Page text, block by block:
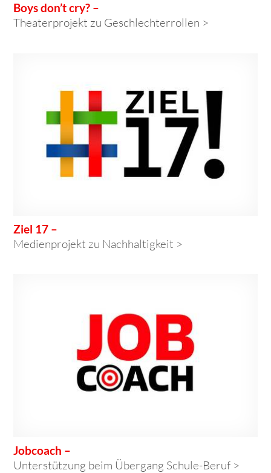
Boys don’t cry? –
Theaterprojekt zu Geschlechterrollen >
Ziel 17 –
Medienprojekt zu Nachhaltigkeit >
Jobcoach –
Unterstützung beim Übergang Schule-Beruf >